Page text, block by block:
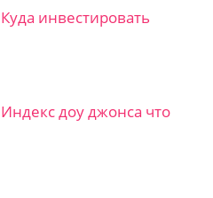
Куда инвестировать
Индекс доу джонса что